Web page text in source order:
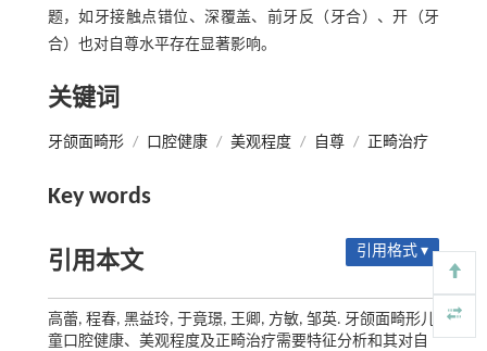
题，如牙接触点错位、深覆盖、前牙反（牙合）、开（牙
合）也对自尊水平存在显著影响。
关键词
牙颌面畸形 / 口腔健康 / 美观程度 / 自尊 / 正畸治疗
Key words
引用本文 引用格式 ▾
高蕾, 程春, 黑益玲, 于竟璟, 王卿, 方敏, 邹英. 牙颌面畸形儿
童口腔健康、美观程度及正畸治疗需要特征分析和其对自